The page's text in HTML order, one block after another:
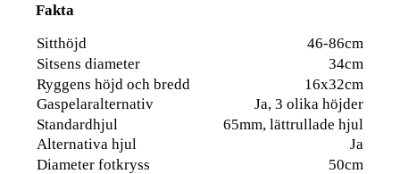
Fakta
Sitthöjd
46-86cm
Sitsens diameter
34cm
Ryggens höjd och bredd
16x32cm
Gaspelaralternativ
Ja, 3 olika höjder
Standardhjul
65mm, lättrullade hjul
Alternativa hjul
Ja
Diameter fotkryss
50cm